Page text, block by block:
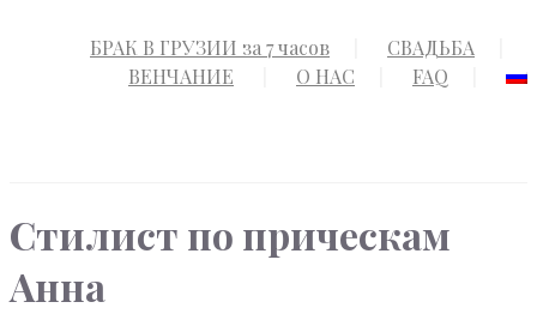
БРАК В ГРУЗИИ за 7 часов
СВАДЬБА
ВЕНЧАНИЕ
О НАС FAQ
Стилист по прическам
Анна